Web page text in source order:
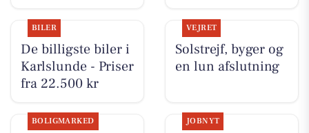
BILER
De billigste biler i
Karlslunde - Priser
fra 22.500 kr
VEJRET
Solstrejf, byger og
en lun afslutning
BOLIGMARKED JOBNYT